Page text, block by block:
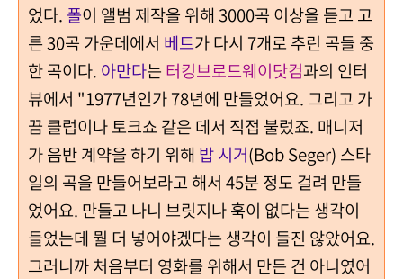
었다. 폴이 앨범 제작을 위해 3000곡 이상을 듣고 고
른 30곡 가운데에서 베트가 다시 7개로 추린 곡들 중
한 곡이다. 아만다는 터킹브로드웨이닷컴과의 인터
뷰에서 "1977년인가 78년에 만들었어요. 그리고 가
끔 클럽이나 토크쇼 같은 데서 직접 불렀죠. 매니저
가 음반 계약을 하기 위해 밥 시거(Bob Seger) 스타
일의 곡을 만들어보라고 해서 45분 정도 걸려 만들
었어요. 만들고 나니 브릿지나 훅이 없다는 생각이
들었는데 뭘 더 넣어야겠다는 생각이 들진 않았어요.
그러니까 처음부터 영화를 위해서 만든 건 아니였어